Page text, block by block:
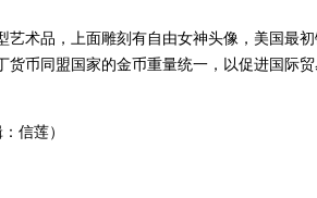
艺术品，上面雕刻有自由女神头像，美国最
币同盟国家的金币重量统一，以促进国际贸
信莲）